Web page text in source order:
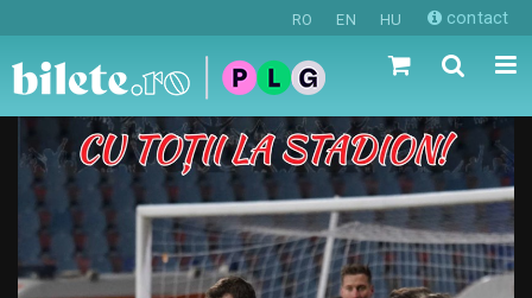
RO EN HU contact